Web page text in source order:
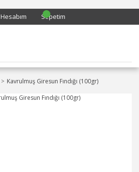
Hesabım Sepetim
Kavrulmuş Giresun Fındığı (100gr)